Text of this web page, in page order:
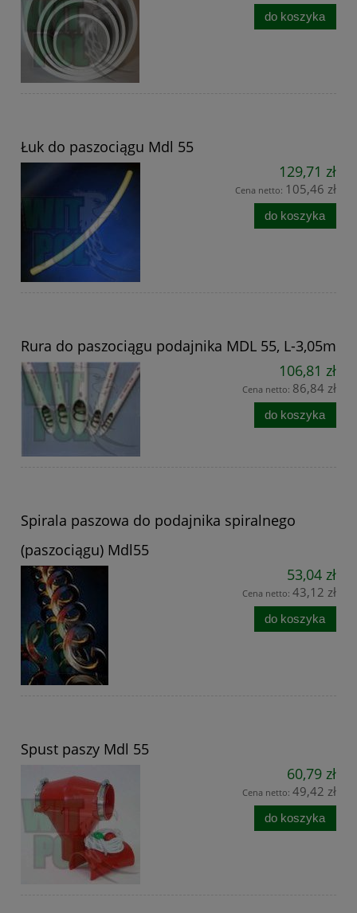
do koszyka
Łuk do paszociągu Mdl 55
129,71 zł
Cena netto: 105,46 zł
do koszyka
Rura do paszociągu podajnika MDL 55, L-3,05m
106,81 zł
Cena netto: 86,84 zł
do koszyka
Spirala paszowa do podajnika spiralnego
(paszociągu) Mdl55
53,04 zł
Cena netto: 43,12 zł
do koszyka
Spust paszy Mdl 55
60,79 zł
Cena netto: 49,42 zł
do koszyka